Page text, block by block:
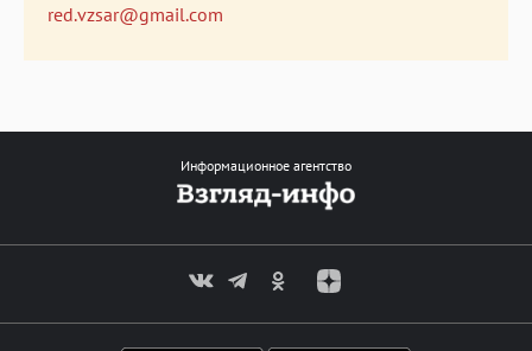
red.vzsar@gmail.com
Информационное агентство